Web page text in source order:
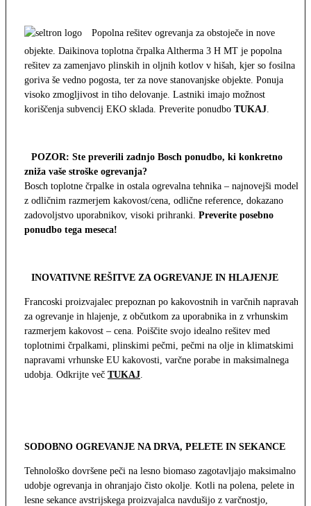
Popolna rešitev ogrevanja za obstoječe in nove
objekte. Daikinova toplotna črpalka Altherma 3 H MT je popolna
rešitev za zamenjavo plinskih in oljnih kotlov v hišah, kjer so fosilna
goriva še vedno pogosta, ter za nove stanovanjske objekte. Ponuja
visoko zmogljivost in tiho delovanje. Lastniki imajo možnost
koriščenja subvencij EKO sklada. Preverite ponudbo TUKAJ
POZOR: Ste preverili zadnjo Bosch ponudbo, ki konkretno
zniža vaše stroške ogrevanja?
Bosch toplotne črpalke in ostala ogrevalna tehnika – najnovejši modeli
z odličnim razmerjem kakovost/cena, odlične reference, dokazano
zadovoljstvo uporabnikov, visoki prihranki. Preverite posebno
ponudbo tega meseca!
INOVATIVNE REŠITVE ZA OGREVANJE IN HLAJENJE
Francoski proizvajalec prepoznan po kakovostnih in varčnih napravah
za ogrevanje in hlajenje, z občutkom za uporabnika in z vrhunskim
razmerjem kakovost – cena. Poiščite svojo idealno rešitev med
toplotnimi črpalkami, plinskimi pečmi, pečmi na olje in klimatskimi
napravami vrhunske EU kakovosti, varčne porabe in maksimalnega
udobja. Odkrijte več TUKAJ
SODOBNO OGREVANJE NA DRVA, PELETE IN SEKANCE
Tehnološko dovršene peči na lesno biomaso zagotavljajo maksimalno
udobje ogrevanja in ohranjajo čisto okolje. Kotli na polena, pelete in
lesne sekance avstrijskega proizvajalca navdušijo z varčnostjo,